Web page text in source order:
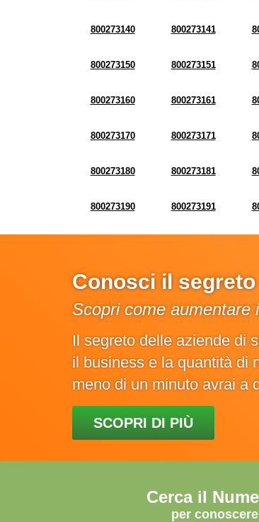
800273140 800273141
800273150 800273151
800273160 800273161
800273170 800273171
800273180 800273181
800273190 800273191
Conosci il
Scopri come aumentare
Il segreto delle aziende di
il business e la quantità di
meno di un minuto avrai a
SCOPRI DI PIÙ
Cerca il
per